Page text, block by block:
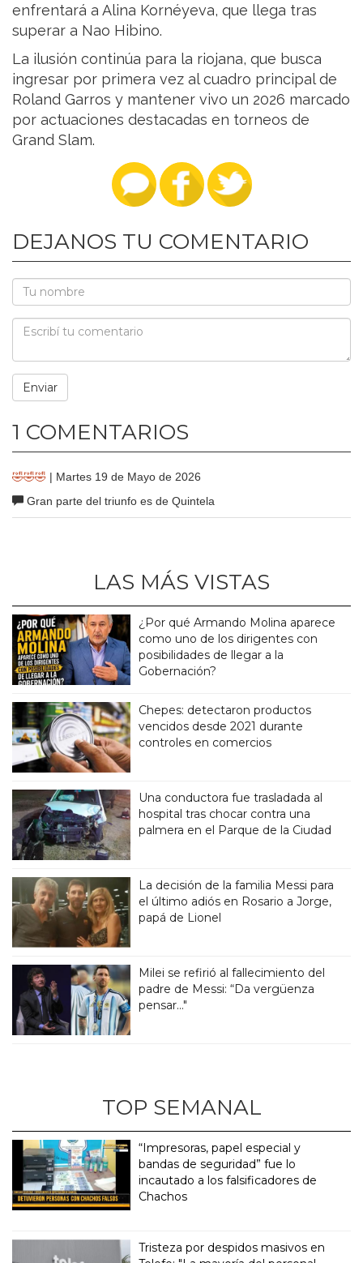
enfrentará a Alina Kornéyeva, que llega tras
superar a Nao Hibino.
La ilusión continúa para la riojana, que busca
ingresar por primera vez al cuadro principal de
Roland Garros y mantener vivo un 2026 marcado
por actuaciones destacadas en torneos de
Grand Slam.
DEJANOS TU COMENTARIO
1 COMENTARIOS
🤣🤣🤣 | Martes 19 de Mayo de 2026
Gran parte del triunfo es de Quintela
LAS MÁS VISTAS
¿Por qué Armando Molina aparece
como uno de los dirigentes con
posibilidades de llegar a la
Gobernación?
Chepes: detectaron productos
vencidos desde 2021 durante
controles en comercios
Una conductora fue trasladada al
hospital tras chocar contra una
palmera en el Parque de la Ciudad
La decisión de la familia Messi para
el último adiós en Rosario a Jorge,
papá de Lionel
Milei se refirió al fallecimiento del
padre de Messi: “Da vergüenza
pensar..."
TOP SEMANAL
“Impresoras, papel especial y
bandas de seguridad” fue lo
incautado a los falsificadores de
Chachos
Tristeza por despidos masivos en